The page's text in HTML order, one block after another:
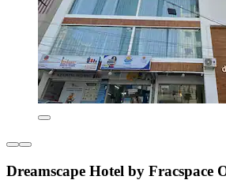
Dreamscape Hotel by Fracspace